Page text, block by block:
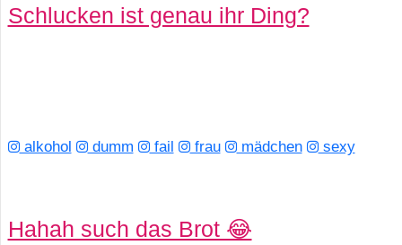
Schlucken ist genau ihr Ding?
alkohol dumm fail frau mädchen sexy
Hahah such das Brot 😂